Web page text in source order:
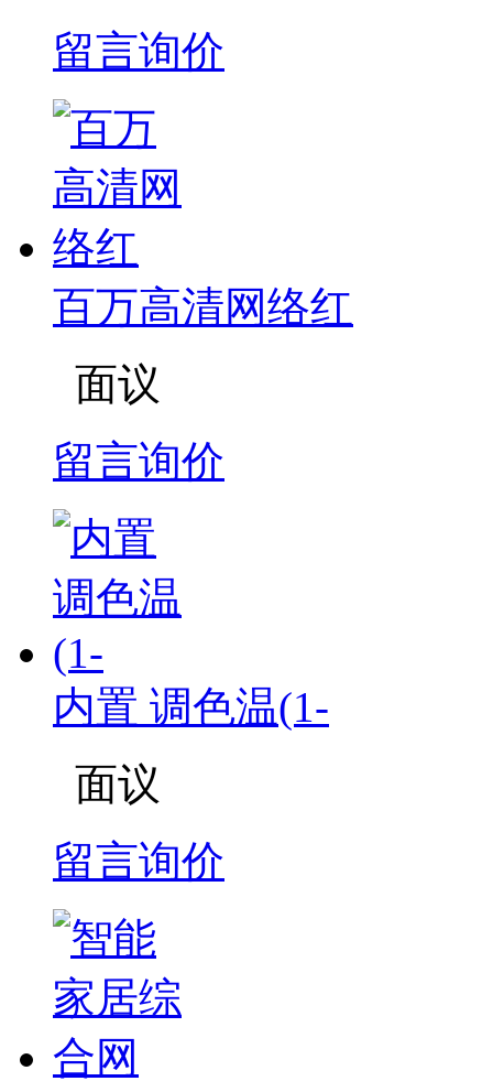
留言询价
百万高清网络红
面议
留言询价
内置 调色温(1-
面议
留言询价